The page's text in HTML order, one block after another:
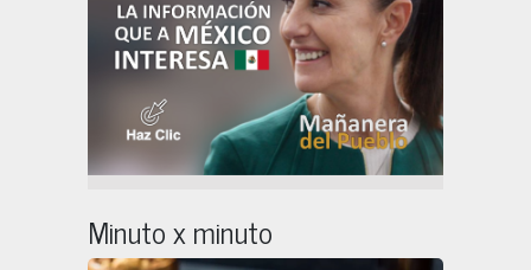
Minuto x minuto